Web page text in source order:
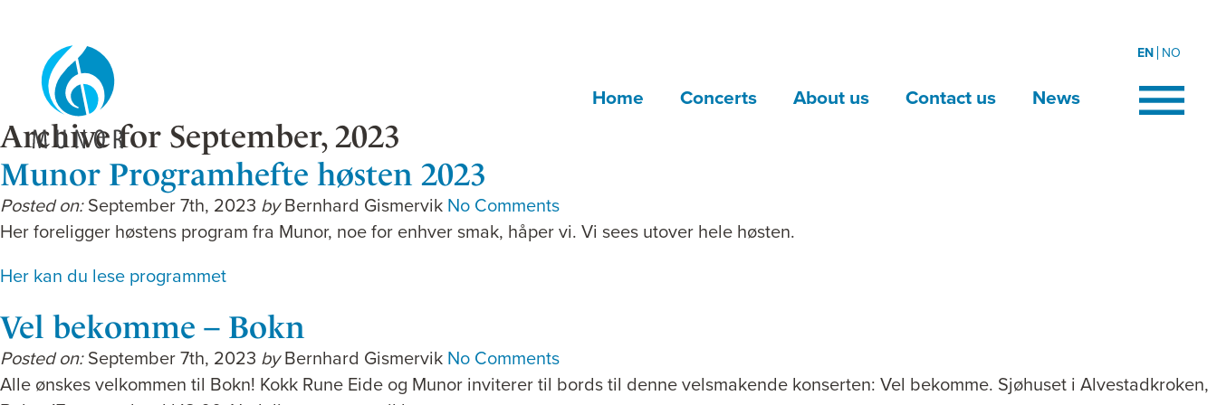
EN NO
Home Concerts About us Contact us News
Archive for September, 2023
Munor Programhefte høsten 2023
Posted on:September 7th, 2023 byBernhard Gismervik No Comments
Her foreligger høstens program fra Munor, noe for enhver smak, håper vi. Vi sees utover hele høsten.
Her kan du lese programmet
Vel bekomme – Bokn
Posted on:September 7th, 2023 byBernhard Gismervik No Comments
Alle ønskes velkommen til Bokn! Kokk Rune Eide og Munor inviterer til bords til denne velsmakende konserten: Vel bekomme. Sjøhuset i Alvestadkroken,